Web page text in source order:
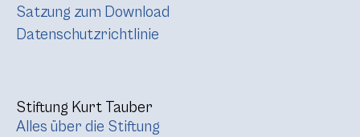
Satzung zum Download
Datenschutzrichtlinie
Stiftung Kurt Tauber
Alles über die Stiftung